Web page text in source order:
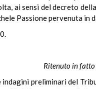
ai sensi del decreto
Passione pervenuta in
Ritenuto in fatto
indagini preliminari del